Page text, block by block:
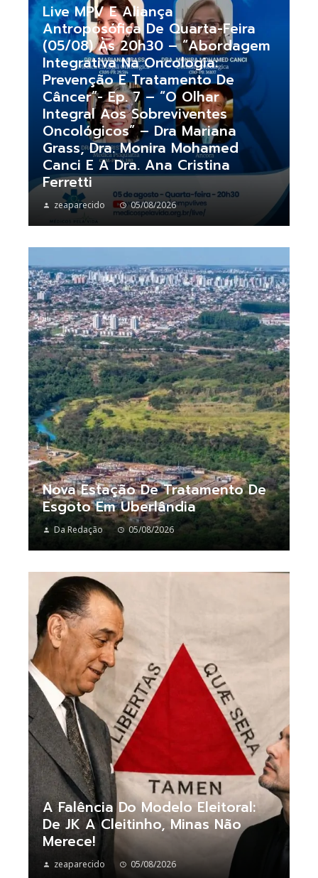
Live MPV E Aliança
Antroposófica De Quarta-Feira
(05/08) Às 20h30 – “Abordagem
Integrativa Na Oncologia:
Prevenção E Tratamento De
Câncer”- Ep. 7 – “O Olhar
Integral Aos Sobreviventes
Oncológicos” – Dra Mariana
Grass, Dra. Monira Mohamed
Canci E A Dra. Ana Cristina
Ferretti
zeaparecido 05/08/2026
Nova Estação De Tratamento De
Esgoto Em Uberlândia
Da Redação 05/08/2026
A Falência Do Modelo Eleitoral:
De JK A Cleitinho, Minas Não
Merece!
zeaparecido 05/08/2026